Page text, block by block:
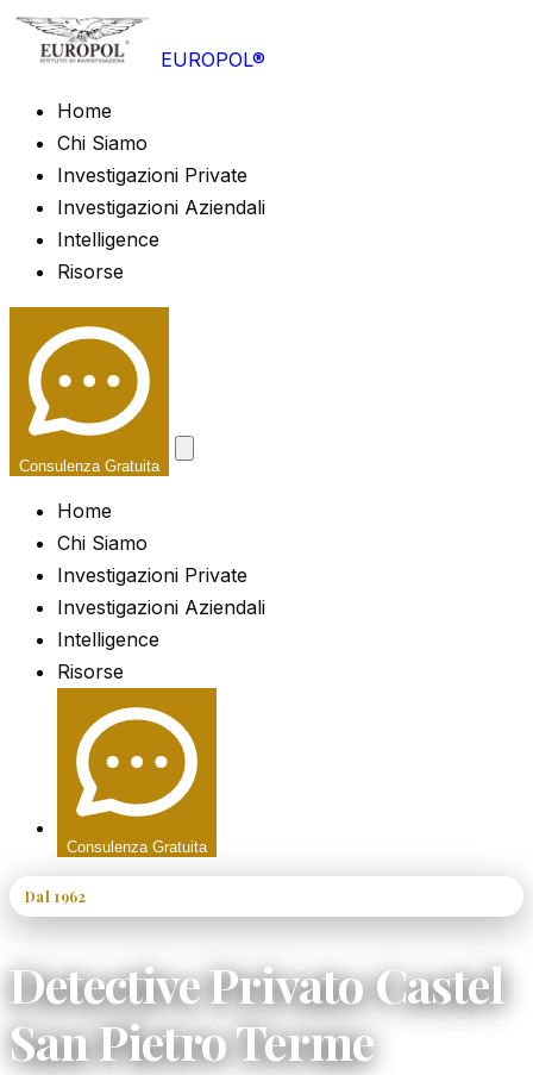
EUROPOL®
Home
Chi Siamo
Investigazioni Private
Investigazioni Aziendali
Intelligence
Risorse
Consulenza Gratuita
Home
Chi Siamo
Investigazioni Private
Investigazioni Aziendali
Intelligence
Risorse
Consulenza Gratuita
Dal 1962
Detective Privato Castel
San Pietro Terme